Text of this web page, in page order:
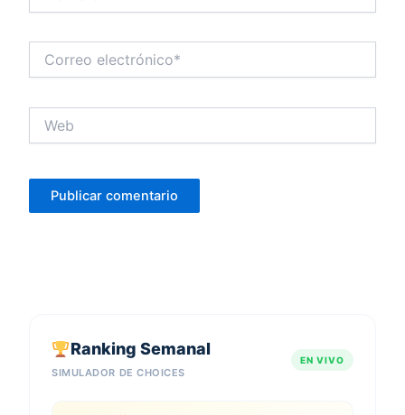
electrónico*
Ranking Semanal
SIMULADOR DE CHOICES
EN VIVO